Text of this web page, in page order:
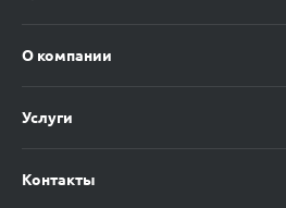
О компании
Услуги
Контакты